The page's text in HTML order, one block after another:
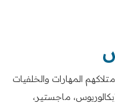
المهارات والخلفيات
ماجستير،